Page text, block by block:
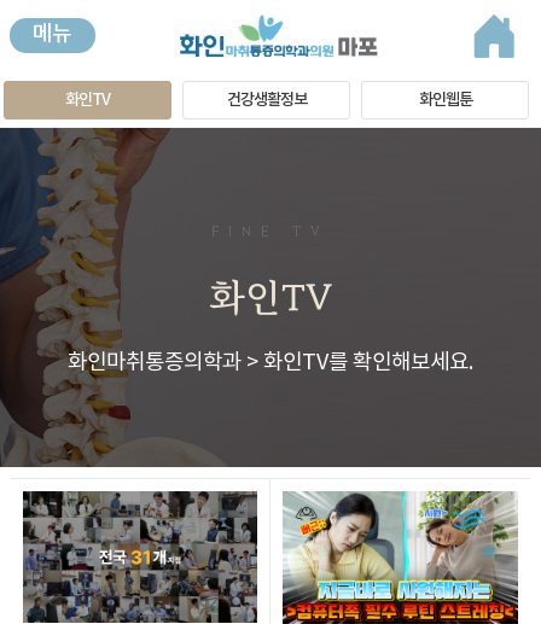
메뉴
화인TV 건강생활정보 화인웹툰
FINE TV
화인TV
화인마취통증의학과 > 화인TV를 확인해보세요.